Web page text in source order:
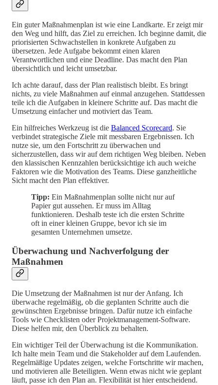
Ein guter Maßnahmenplan ist wie eine Landkarte. Er zeigt mir
den Weg und hilft, das Ziel zu erreichen. Ich beginne damit, die
priorisierten Schwachstellen in konkrete Aufgaben zu
übersetzen. Jede Aufgabe bekommt einen klaren
Verantwortlichen und eine Deadline. Das macht den Plan
übersichtlich und leicht umsetzbar.
Ich achte darauf, dass der Plan realistisch bleibt. Es bringt
nichts, zu viele Maßnahmen auf einmal anzugehen. Stattdessen
teile ich die Aufgaben in kleinere Schritte auf. Das macht die
Umsetzung einfacher und motiviert das Team.
Ein hilfreiches Werkzeug ist die Balanced Scorecard. Sie
verbindet strategische Ziele mit messbaren Ergebnissen. Ich
nutze sie, um den Fortschritt zu überwachen und
sicherzustellen, dass wir auf dem richtigen Weg bleiben. Neben
den klassischen Kennzahlen berücksichtige ich auch weiche
Faktoren wie die Motivation des Teams. Diese ganzheitliche
Sicht macht den Plan effektiver.
Tipp: Ein Maßnahmenplan sollte nicht nur auf
Papier gut aussehen. Er muss im Alltag
funktionieren. Deshalb teste ich die ersten Schritte
oft in einer kleinen Gruppe, bevor ich sie im
gesamten Unternehmen umsetze.
Überwachung und Nachverfolgung der
Maßnahmen
Die Umsetzung der Maßnahmen ist nur der Anfang. Ich
überwache regelmäßig, ob die geplanten Schritte auch die
gewünschten Ergebnisse bringen. Dafür nutze ich einfache
Tools wie Checklisten oder Projektmanagement-Software.
Diese helfen mir, den Überblick zu behalten.
Ein wichtiger Teil der Überwachung ist die Kommunikation.
Ich halte mein Team und die Stakeholder auf dem Laufenden.
Regelmäßige Updates zeigen, welche Fortschritte wir machen,
und motivieren alle Beteiligten. Wenn etwas nicht wie geplant
läuft, passe ich den Plan an. Flexibilität ist hier entscheidend.